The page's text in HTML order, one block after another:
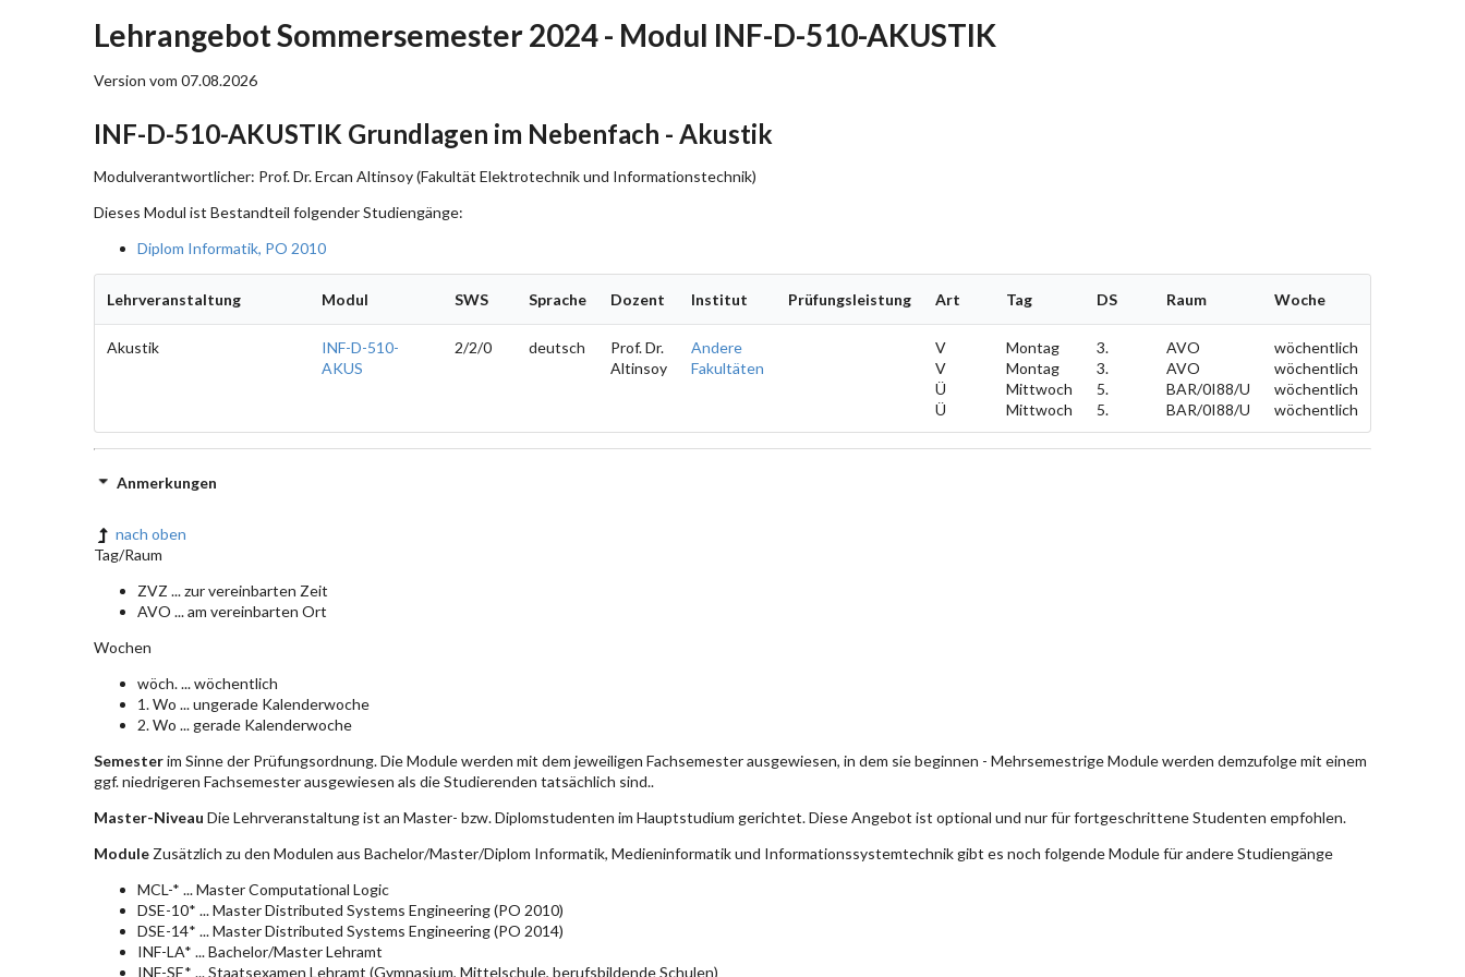
Lehrangebot Sommersemester 2024 - Modul INF-D-510-AKUSTIK
Version vom 07.08.2026
INF-D-510-AKUSTIK Grundlagen im Nebenfach - Akustik
Modulverantwortlicher: Prof. Dr. Ercan Altinsoy (Fakultät Elektrotechnik und Informationstechnik)
Dieses Modul ist Bestandteil folgender Studiengänge:
Diplom Informatik, PO 2010
Lehrveranstaltung Modul SWS Sprache Dozent Institut Prüfungsleistung Art Tag DS Raum Woche
Akustik
INF-D-510-
AKUS
2/2/0 deutsch
Prof. Dr.
Altinsoy
Andere
Fakultäten
V
V
Ü
Ü
Montag
Montag
Mittwoch
Mittwoch
3.
3.
5.
5.
AVO
AVO
BAR/0I88/U
BAR/0I88/U
wöchentlich
wöchentlich
wöchentlich
wöchentlich
Anmerkungen
nach oben
Tag/Raum
ZVZ ... zur vereinbarten Zeit
AVO ... am vereinbarten Ort
Wochen
wöch. ... wöchentlich
1. Wo ... ungerade Kalenderwoche
2. Wo ... gerade Kalenderwoche
Semesterim Sinne der Prüfungsordnung. Die Module werden mit dem jeweiligen Fachsemester ausgewiesen, in dem sie beginnen - Mehrsemestrige Module werden demzufolge mit einem
ggf. niedrigeren Fachsemester ausgewiesen als die Studierenden tatsächlich sind..
Master-Niveau Die Lehrveranstaltung ist an Master- bzw. Diplomstudenten im Hauptstudium gerichtet. Diese Angebot ist optional und nur für fortgeschrittene Studenten empfohlen.
ModuleZusätzlich zu den Modulen aus Bachelor/Master/Diplom Informatik, Medieninformatik und Informationssystemtechnik gibt es noch folgende Module für andere Studiengänge
MCL-* ... Master Computational Logic
DSE-10* ... Master Distributed Systems Engineering (PO 2010)
DSE-14* ... Master Distributed Systems Engineering (PO 2014)
INF-LA* ... Bachelor/Master Lehramt
INF-SE* ... Staatsexamen Lehramt (Gymnasium, Mittelschule, berufsbildende Schulen)